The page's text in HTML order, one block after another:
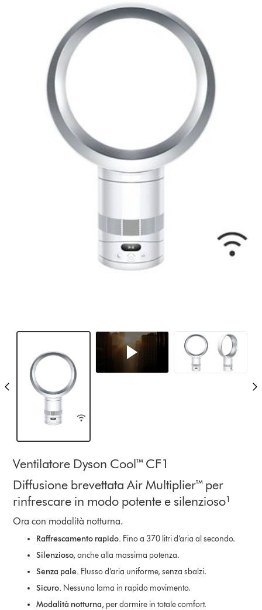
Ventilatore Dyson Cool™ CF1
Diffusione brevettata Air Multiplier™ per
rinfrescare in modo potente e silenzioso¹
Ora con modalità notturna.
Raffrescamento rapido. Fino a 370 litri d’aria al secondo.
Silenzioso, anche alla massima potenza.
Senza pale. Flusso d’aria uniforme, senza sbalzi.
Sicuro. Nessuna lama in rapido movimento.
Modalità notturna, per dormire in totale comfort.